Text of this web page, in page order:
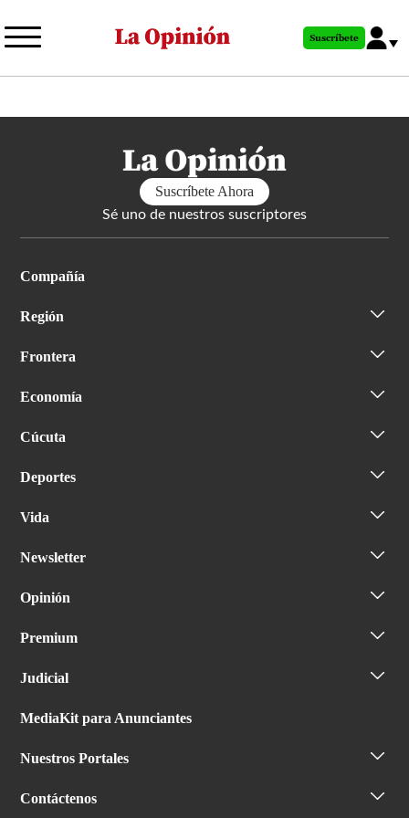
al
principal
Suscríbete
Suscríbete Ahora
Sé uno de nuestros suscriptores
Compañía
Región
Frontera
Economía
Cúcuta
Deportes
Vida
Newsletter
Opinión
Premium
Judicial
MediaKit para Anunciantes
Nuestros Portales
Contáctenos